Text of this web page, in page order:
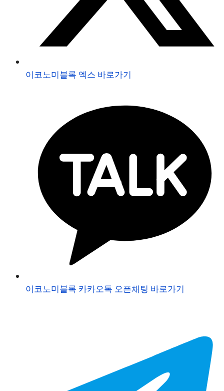
이코노미블록 엑스 바로가기
이코노미블록 카카오톡 오픈채팅 바로가기